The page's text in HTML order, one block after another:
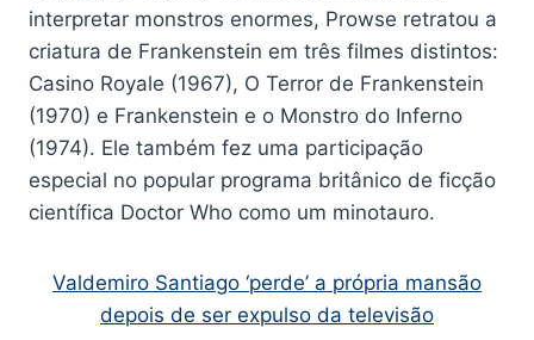
interpretar monstros enormes, Prowse retratou a
criatura de Frankenstein em três filmes distintos:
Casino Royale (1967), O Terror de Frankenstein
(1970) e Frankenstein e o Monstro do Inferno
(1974). Ele também fez uma participação
especial no popular programa britânico de ficção
científica Doctor Who como um minotauro.
Valdemiro Santiago ‘perde’ a própria mansão
depois de ser expulso da televisão